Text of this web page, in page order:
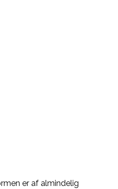
er af almindelig